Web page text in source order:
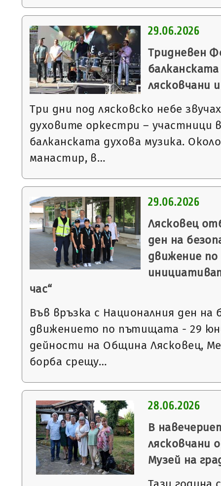
29.06.2026
Тридневен
лясковчани
Три дни под лясковско небе
духовите оркестри – участници
балканската духова музика.
манастир, в…
29.06.2026
Лясковец
ден на
движение
час“
Във връзка с Националния ден на
движението по пътищата - 29
дейности на Община Лясковец,
борба срещу…
28.06.2026
В
лясковчани
Музей на